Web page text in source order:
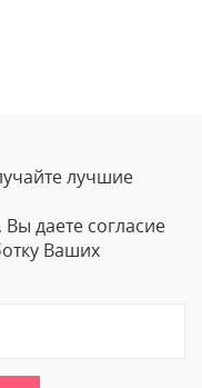
лучшие
даете согласие
Ваших